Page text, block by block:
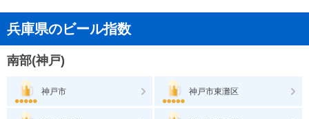
兵庫県のビール指数
南部(神戸)
神戸市 神戸市東灘区